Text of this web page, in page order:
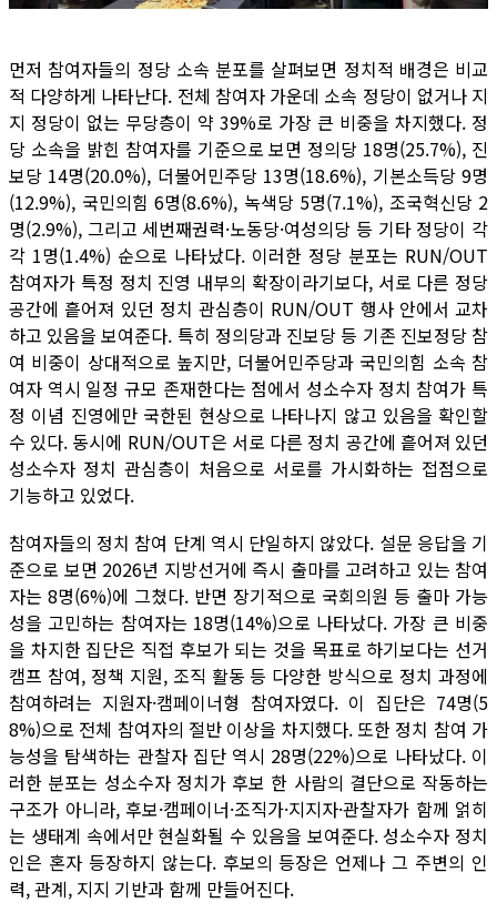
먼저 참여자들의 정당 소속 분포를 살펴보면 정치적 배경은 비교
적 다양하게 나타난다. 전체 참여자 가운데 소속 정당이 없거나 지
지 정당이 없는 무당층이 약 39%로 가장 큰 비중을 차지했다. 정
당 소속을 밝힌 참여자를 기준으로 보면 정의당 18명(25.7%), 진
보당 14명(20.0%), 더불어민주당 13명(18.6%), 기본소득당 9명
(12.9%), 국민의힘 6명(8.6%), 녹색당 5명(7.1%), 조국혁신당 2
명(2.9%), 그리고 세번째권력·노동당·여성의당 등 기타 정당이 각
각 1명(1.4%) 순으로 나타났다. 이러한 정당 분포는 RUN/OUT
참여자가 특정 정치 진영 내부의 확장이라기보다, 서로 다른 정당
공간에 흩어져 있던 정치 관심층이 RUN/OUT 행사 안에서 교차
하고 있음을 보여준다. 특히 정의당과 진보당 등 기존 진보정당 참
여 비중이 상대적으로 높지만, 더불어민주당과 국민의힘 소속 참
여자 역시 일정 규모 존재한다는 점에서 성소수자 정치 참여가 특
정 이념 진영에만 국한된 현상으로 나타나지 않고 있음을 확인할
수 있다. 동시에 RUN/OUT은 서로 다른 정치 공간에 흩어져 있던
성소수자 정치 관심층이 처음으로 서로를 가시화하는 접점으로
기능하고 있었다.
참여자들의 정치 참여 단계 역시 단일하지 않았다. 설문 응답을 기
준으로 보면 2026년 지방선거에 즉시 출마를 고려하고 있는 참여
자는 8명(6%)에 그쳤다. 반면 장기적으로 국회의원 등 출마 가능
성을 고민하는 참여자는 18명(14%)으로 나타났다. 가장 큰 비중
을 차지한 집단은 직접 후보가 되는 것을 목표로 하기보다는 선거
캠프 참여, 정책 지원, 조직 활동 등 다양한 방식으로 정치 과정에
참여하려는 지원자·캠페이너형 참여자였다. 이 집단은 74명(5
8%)으로 전체 참여자의 절반 이상을 차지했다. 또한 정치 참여 가
능성을 탐색하는 관찰자 집단 역시 28명(22%)으로 나타났다. 이
러한 분포는 성소수자 정치가 후보 한 사람의 결단으로 작동하는
구조가 아니라, 후보·캠페이너·조직가·지지자·관찰자가 함께 얽히
는 생태계 속에서만 현실화될 수 있음을 보여준다. 성소수자 정치
인은 혼자 등장하지 않는다. 후보의 등장은 언제나 그 주변의 인
력, 관계, 지지 기반과 함께 만들어진다.